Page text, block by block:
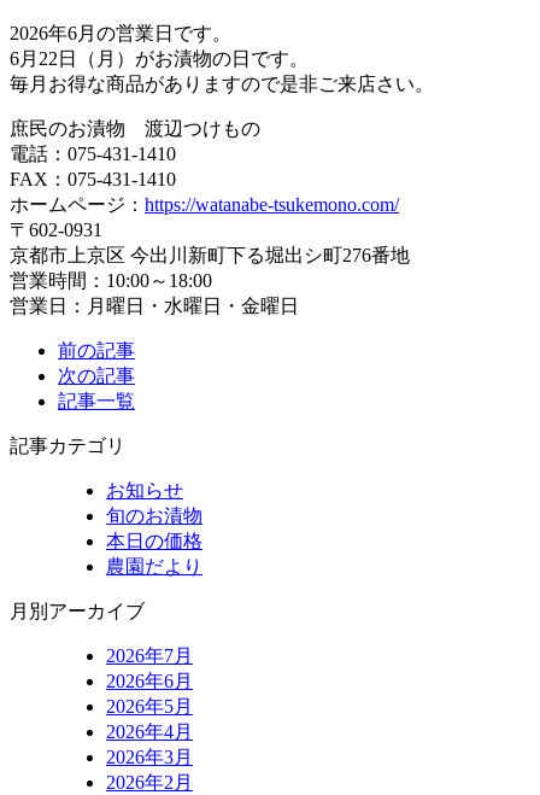
2026年6月の営業日です。
6月22日（月）がお漬物の日です。
毎月お得な商品がありますので是非ご来店さい。
庶民のお漬物 渡辺つけもの
電話：075-431-1410
FAX：075-431-1410
ホームページ： https://watanabe-tsukemono.com/
〒602-0931
京都市上京区 今出川新町下る堀出シ町276番地
営業時間：10:00～18:00
営業日：月曜日・水曜日・金曜日
前の記事
次の記事
記事一覧
記事カテゴリ
お知らせ
旬のお漬物
本日の価格
農園だより
月別アーカイブ
2026年7月
2026年6月
2026年5月
2026年4月
2026年3月
2026年2月